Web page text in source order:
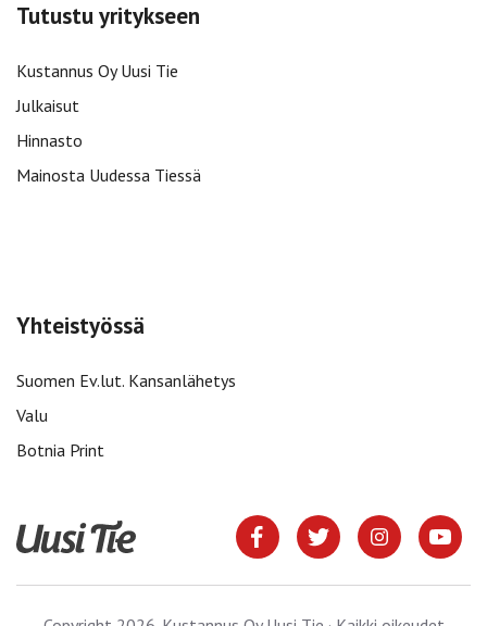
Tutustu yritykseen
Kustannus Oy Uusi Tie
Julkaisut
Hinnasto
Mainosta Uudessa Tiessä
Yhteistyössä
Suomen Ev.lut. Kansanlähetys
Valu
Botnia Print